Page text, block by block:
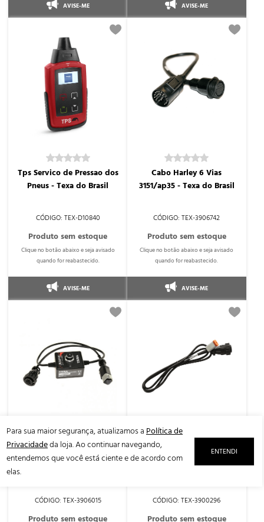
Para sua maior segurança, atualizamos aPolítica de
Privacidadeda loja. Ao continuar navegando,
entendemos que você está ciente e de acordo com
elas.
ENTENDI
AVISE-ME AVISE-ME
TEX-D10840
Tps Servico de Pressao dos
Pneus - Texa do Brasil
AVISE-ME
TEX-3906742
Cabo Harley 6 Vias
3151/ap35 - Texa do Brasil
AVISE-ME
TEX-3906015
Kit de Cabos Diagnostico e
TEX-3900296
Cabo Harley Davidson 4
Vias 3151/ap17 - Texa do